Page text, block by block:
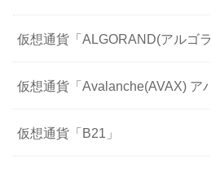
仮想通貨「ALGORAND(アルゴラ
仮想通貨「Avalanche(AVAX) ア
仮想通貨「B21」